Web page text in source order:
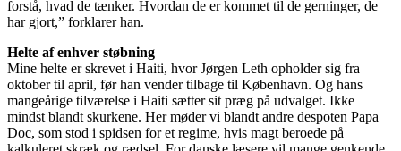
forstå, hvad de tænker. Hvordan de er kommet til de gerninger, de
har gjort,” forklarer han.
Helte af enhver støbning
Mine helte er skrevet i Haiti, hvor Jørgen Leth opholder sig fra
oktober til april, før han vender tilbage til København. Og hans
mangeårige tilværelse i Haiti sætter sit præg på udvalget. Ikke
mindst blandt skurkene. Her møder vi blandt andre despoten Papa
Doc, som stod i spidsen for et regime, hvis magt beroede på